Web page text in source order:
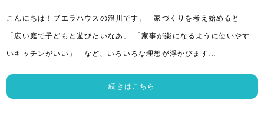
こんにちは！ブエラハウスの澄川です。 家づくりを考え始めると
「広い庭で子どもと遊びたいなあ」 「家事が楽になるように使いやす
いキッチンがいい」 など、いろいろな理想が浮かびます…
続きはこちら